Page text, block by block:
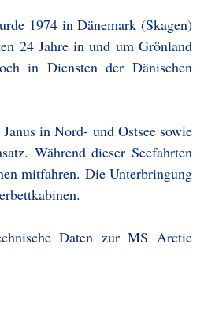
1974 in Dänemark (Skagen)
24 Jahre in und um Grönland
in Diensten der Dänischen
in Nord- und Ostsee sowie
Während dieser Seefahrten
mitfahren. Die Unterbringung
Daten zur MS Arctic